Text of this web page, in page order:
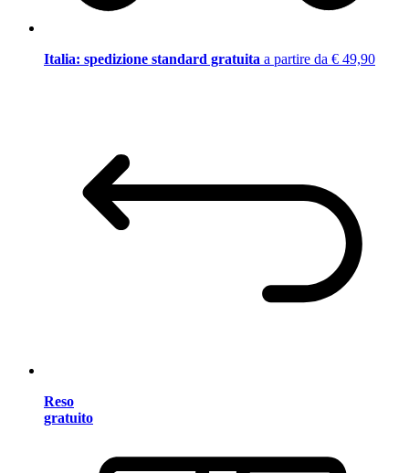
Italia: spedizione standard gratuita a partire da € 49,90
Reso
gratuito